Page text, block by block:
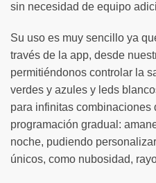
sin necesidad de equipo
Su uso es muy sencillo ya
través de la app, desde
permitiéndonos controlar la
verdes y azules y leds
para infinitas combinaciones
programación gradual:
noche, pudiendo
únicos, como nubosidad,